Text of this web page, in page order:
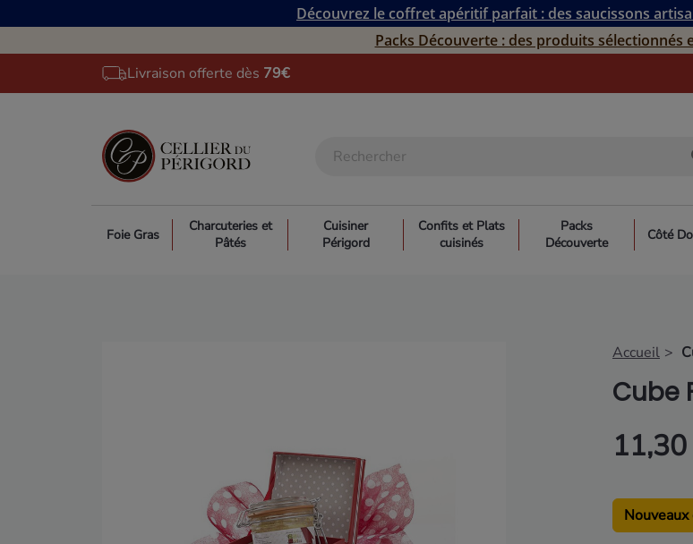
Découvrez le coffret apéritif parfait : des saucissons
Packs Découverte : des produits sélectionnés
Livraison offerte dès 79€
Foie Gras
Charcuteries et
Pâtés
Cuisiner
Périgord
Confits et Plats
cuisinés
Packs
Découverte
Côté
Accueil
Cube